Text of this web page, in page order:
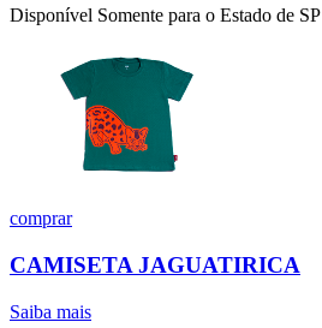
Disponível Somente para o Estado de SP
comprar
CAMISETA JAGUATIRICA
Saiba mais